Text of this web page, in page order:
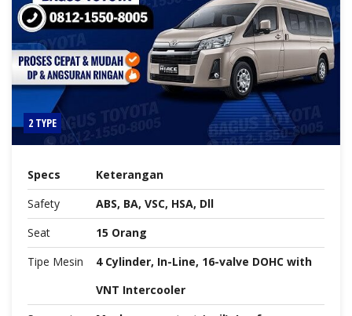
2 TYPE
Specs
Keterangan
Safety
ABS, BA, VSC, HSA, Dll
Seat
15 Orang
Tipe Mesin
4 Cylinder, In-Line, 16-valve DOHC with
VNT Intercooler